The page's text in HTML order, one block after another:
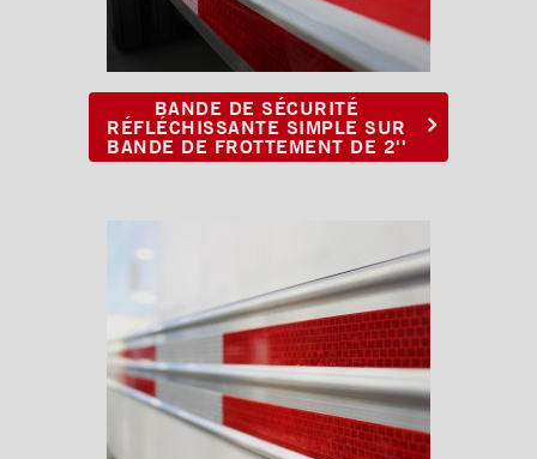
Pare-chocs
Planchers
Éclairages extérieur
Bandes protectrices
Profilés d'arrimage
Éclairages intérieur
BANDE DE SÉCURITÉ
RÉFLÉCHISSANTE SIMPLE SUR
BANDE DE FROTTEMENT DE 2''